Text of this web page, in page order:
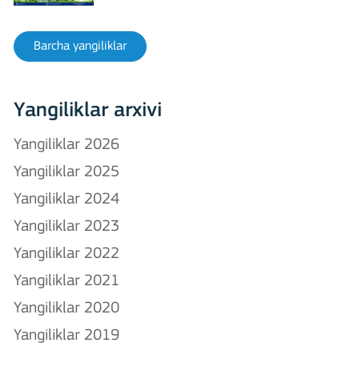
Barcha yangiliklar
Yangiliklar arxivi
Yangiliklar 2026
Yangiliklar 2025
Yangiliklar 2024
Yangiliklar 2023
Yangiliklar 2022
Yangiliklar 2021
Yangiliklar 2020
Yangiliklar 2019